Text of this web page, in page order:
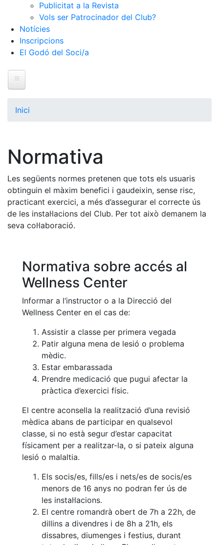
Publicitat a la Revista
Vols ser Patrocinador del Club?
Notícies
Inscripcions
El Godó del Soci/a
La nostra
història
Cronologia
Presidents
Organització
i comités
Estructura
Fundació
Serveis
Instal·lacions
Preguntes
Freqüents
(FAQs)
Treballa amb
Àrea esportiva
Tennis
Escola de
tennis
Next Gen
Palmarès
equips
Llegendes
Jugadors
Inici
Normativa
Les següents normes pretenen que tots els usuaris
obtinguin el màxim benefici i gaudeixin, sense risc,
practicant exercici, a més d’assegurar el correcte ús
de les instal·lacions del Club. Per tot això demanem la
seva col·laboració.
Normativa sobre accés al
Wellness Center
Informar a l‘instructor o a la Direcció del
Wellness Center en el cas de:
Assistir a classe per primera vegada
Patir alguna mena de lesió o problema
mèdic.
Estar embarassada
Prendre medicació que pugui afectar la
pràctica d’exercici físic.
El centre aconsella la realització d’una revisió
mèdica abans de participar en qualsevol
classe, si no està segur d’estar capacitat
físicament per a realitzar-la, o si pateix alguna
lesió o malaltia.
Els socis/es, fills/es i nets/es de socis/es
menors de 16 anys no podran fer ús de
les instal·lacions.
El centre romandrà obert de 7h a 22h, de
dillins a divendres i de 8h a 21h, els
dissabres, diumenges i festius, durant